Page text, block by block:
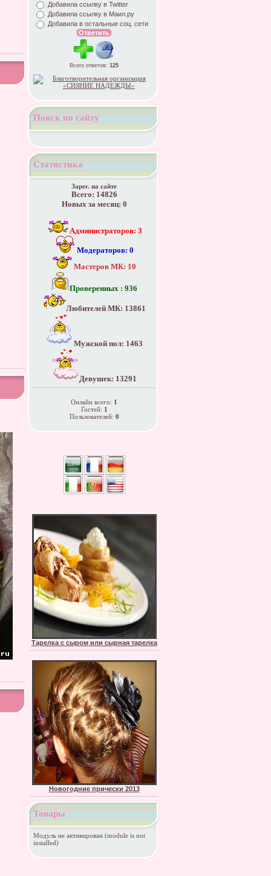
Добавила ссылку в Twitter
Добавила ссылку в Маил.ру
Добавила в остальные соц. сети
Всего ответов: 125
Поиск по сайту
Статистика
Зарег. на сайте
Всего: 14826
Новых за месяц: 0
Администраторов: 3
Модераторов: 0
Мастеров МК: 10
Проверенных : 936
Любителей МК: 13861
Мужской пол: 1463
Девушек: 13291
Онлайн всего: 1
Гостей: 1
Пользователей: 0
Тарелка с сыром или сырная тарелка
Новогодние прически 2013
Товары
Модуль не активирован (module is not
installed)